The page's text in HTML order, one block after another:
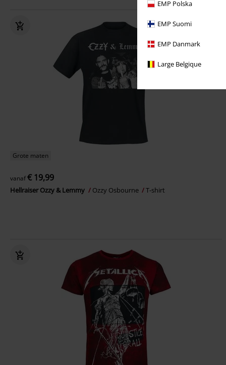
EMP Polska
EMP Suomi
EMP Danmark
Large Belgique
Grote maten
vanaf€ 19,99
Hellraiser Ozzy & Lemmy Ozzy Osbourne T-shirt